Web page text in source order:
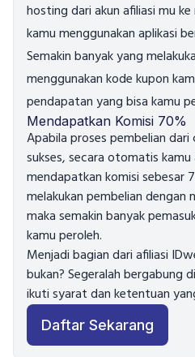
hosting dari akun afiliasi mu
kamu menggunakan aplikasi
Semakin banyak yang
menggunakan kode kupon
pendapatan yang bisa kamu
Mendapatkan Komisi 70%
Apabila proses pembelian
sukses, secara otomatis kamu
mendapatkan komisi sebesar
melakukan pembelian dengan
maka semakin banyak
kamu peroleh.
Menjadi bagian dari afiliasi
bukan? Segeralah bergabung
ikuti syarat dan ketentuan
Daftar Sekarang